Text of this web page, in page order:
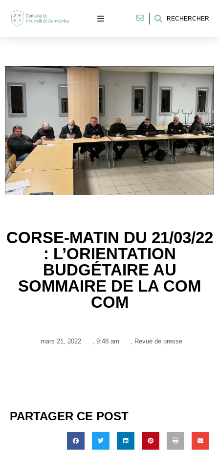
RECHERCHER
CORSE-MATIN DU 21/03/22
: L’ORIENTATION
BUDGÉTAIRE AU
SOMMAIRE DE LA COM
COM
mars 21, 2022 , 9:48 am , Revue de presse
PARTAGER CE POST